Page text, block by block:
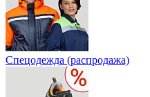
Спецодежда (распродажа)